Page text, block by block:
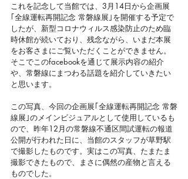
これを記念して当館では、3月14日から企画展
｢全線運転再開記念 常磐線展｣を開催する予定で
したが、新型コロナウィルス感染防止のため臨
時休館が続いており、残念ながら、いまだ本展
をお客さまにご覧いただくことができません。
そこでこのfacebookを通じて展示内容の紹介
や、常磐線にまつわる話題を紹介していきたい
と思います。
この写真、今回の企画展｢全線運転再開記念 常磐
線展｣のメインビジュアルとして使用しているも
ので、昨年12月の常磐線不通区間試運転の報道
公開が行われた日に、当館のスタッフが草野駅
で撮影したものです。実はこの写真、たまたま
撮影できたもので、まさに偶然の産物と言える
ものでした。